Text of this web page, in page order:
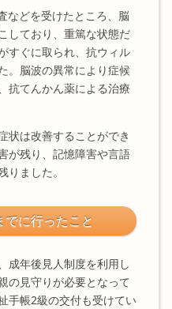
などを受けたところ、脳
しており、重篤な状態だ
すぐに取られ、抗ウィル
。脳波の異常により症候
抗てんかん薬による治療
状は改善することができ
が残り、記憶障害や言語
ました。
に行ったこと
成年後見人制度を利用し
の見守りが必要となって
手帳2級の交付も受けてい